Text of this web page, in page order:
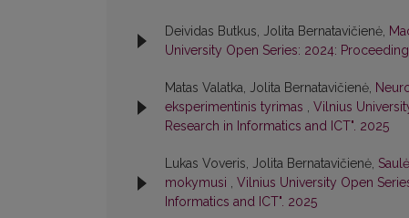
Deividas Butkus, Jolita Bernatavičienė,
University Open Series: 2024:
Matas Valatka, Jolita Bernatavičienė,
eksperimentinis tyrimas , Vilnius
Research in Informatics and ICT". 2025
Lukas Voveris, Jolita Bernatavičienė,
mokymusi , Vilnius University Open
Informatics and ICT". 2025